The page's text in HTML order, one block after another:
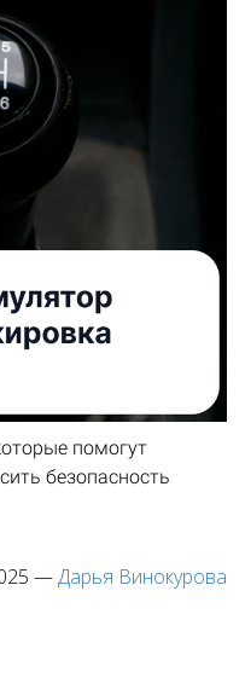
помогут
безопасность
—Дарья Винокурова